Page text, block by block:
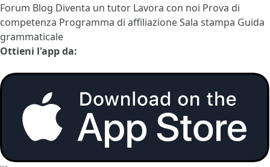
Forum Blog Diventa un tutor Lavora con noi Prova di
competenza Programma di affiliazioneSala stampa Guida
grammaticale
Ottieni l'app da: